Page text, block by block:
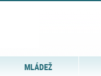
MLÁDEŽ